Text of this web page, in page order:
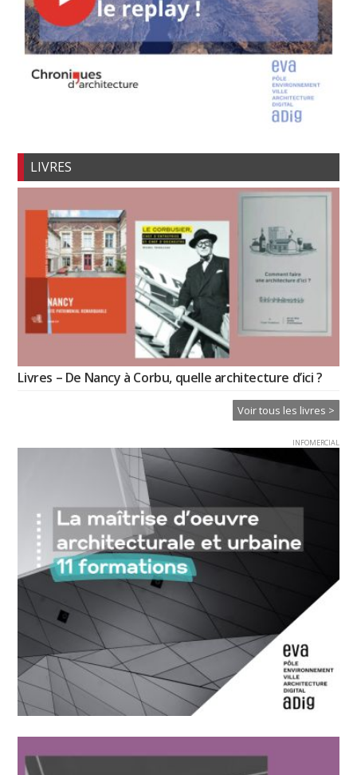
LIVRES
Livres – De Nancy à Corbu, quelle architecture d’ici ?
Voir tous les livres >
INFOMERCIAL